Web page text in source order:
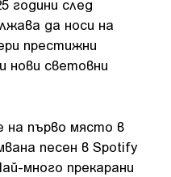
години след
да носи на
престижни
нови световни
на първо място в
песен в Spotify
много прекарани